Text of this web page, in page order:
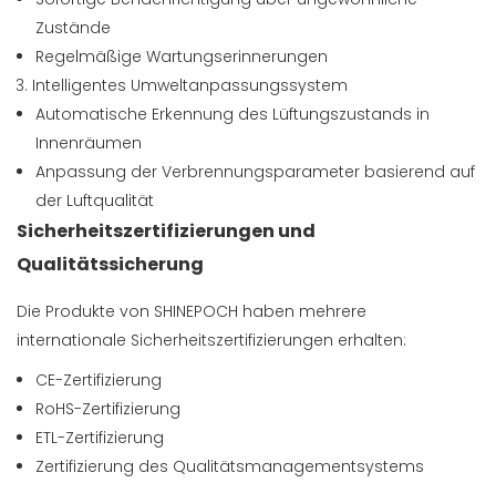
Zustände
Regelmäßige Wartungserinnerungen
Intelligentes Umweltanpassungssystem
Automatische Erkennung des Lüftungszustands in
Innenräumen
Anpassung der Verbrennungsparameter basierend auf
der Luftqualität
Sicherheitszertifizierungen und
Qualitätssicherung
Die Produkte von SHINEPOCH haben mehrere
internationale Sicherheitszertifizierungen erhalten:
CE-Zertifizierung
RoHS-Zertifizierung
ETL-Zertifizierung
Zertifizierung des Qualitätsmanagementsystems